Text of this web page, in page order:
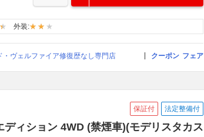
外装:
ヴェルファイア修復歴なし専門店 クーポン フェア
保証付 法定整備付
ィション 4WD (禁煙車)(モデリスタカス